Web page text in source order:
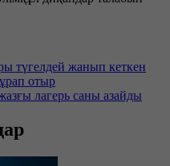
түгелдей жанып кеткен
отыр
лагерь саны азайды